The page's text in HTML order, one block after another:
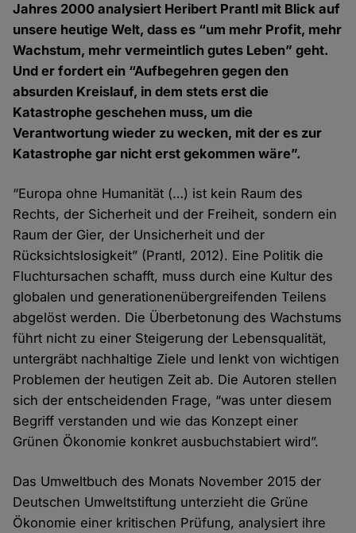
Jahres 2000 analysiert Heribert Prantl mit Blick auf
unsere heutige Welt, dass es “um mehr Profit, mehr
Wachstum, mehr vermeintlich gutes Leben” geht.
Und er fordert ein “Aufbegehren gegen den
absurden Kreislauf, in dem stets erst die
Katastrophe geschehen muss, um die
Verantwortung wieder zu wecken, mit der es zur
Katastrophe gar nicht erst gekommen wäre”.
“Europa ohne Humanität (…) ist kein Raum des
Rechts, der Sicherheit und der Freiheit, sondern ein
Raum der Gier, der Unsicherheit und der
Rücksichtslosigkeit” (Prantl, 2012). Eine Politik die
Fluchtursachen schafft, muss durch eine Kultur des
globalen und generationenübergreifenden Teilens
abgelöst werden. Die Überbetonung des Wachstums
führt nicht zu einer Steigerung der Lebensqualität,
untergräbt nachhaltige Ziele und lenkt von wichtigen
Problemen der heutigen Zeit ab. Die Autoren stellen
sich der entscheidenden Frage, “was unter diesem
Begriff verstanden und wie das Konzept einer
Grünen Ökonomie konkret ausbuchstabiert wird”.
Das Umweltbuch des Monats November 2015 der
Deutschen Umweltstiftung unterzieht die Grüne
Ökonomie einer kritischen Prüfung, analysiert ihre